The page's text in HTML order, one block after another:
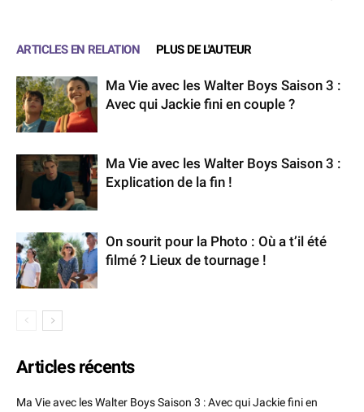
ARTICLES EN RELATION PLUS DE L'AUTEUR
Ma Vie avec les Walter Boys Saison 3 :
Avec qui Jackie fini en couple ?
Ma Vie avec les Walter Boys Saison 3 :
Explication de la fin !
On sourit pour la Photo : Où a t’il été
filmé ? Lieux de tournage !
Articles récents
Ma Vie avec les Walter Boys Saison 3 : Avec qui Jackie fini en